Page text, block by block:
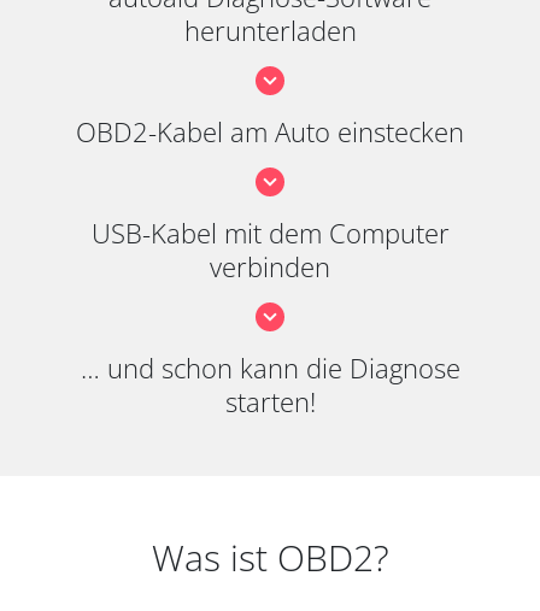
herunterladen
OBD2-Kabel am Auto einstecken
USB-Kabel mit dem Computer
verbinden
… und schon kann die Diagnose
starten!
Was ist OBD2?